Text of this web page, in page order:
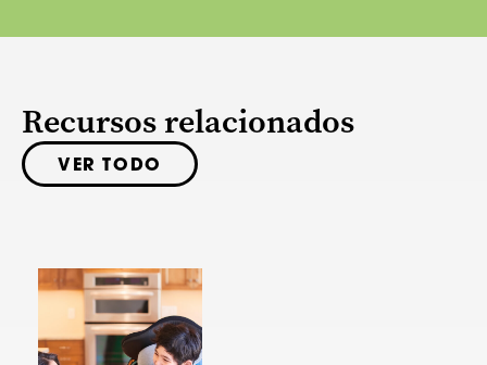
Recursos relacionados
VER TODO